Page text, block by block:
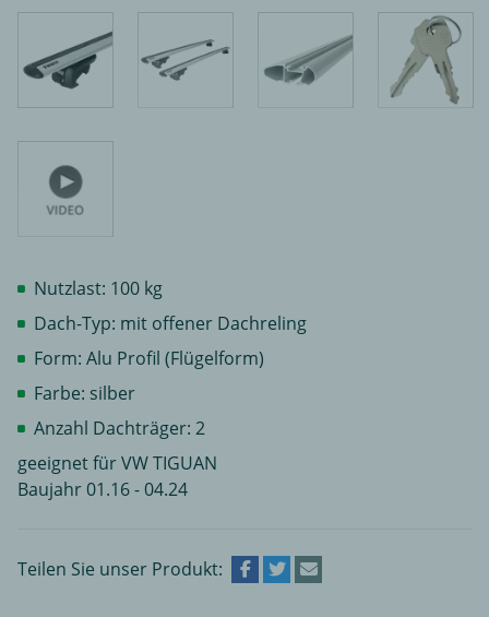
Nutzlast: 100 kg
Dach-Typ: mit offener Dachreling
Form: Alu Profil (Flügelform)
Farbe: silber
Anzahl Dachträger: 2
geeignet für VW TIGUAN
Baujahr 01.16 - 04.24
Teilen Sie unser Produkt: